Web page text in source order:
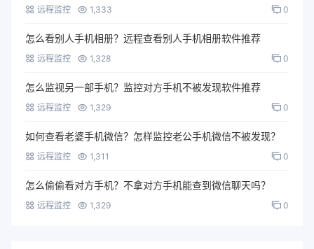
远程监控 1,333 0
怎么看别人手机相册？远程查看别人手机相册软件推荐
远程监控 1,328 0
怎么监视另一部手机？监控对方手机不被发现软件推荐
远程监控 1,329 0
如何查看老婆手机微信？怎样监控老公手机微信不被发现？
远程监控 1,311 0
怎么偷偷看对方手机？不拿对方手机能查到微信聊天吗？
远程监控 1,329 0